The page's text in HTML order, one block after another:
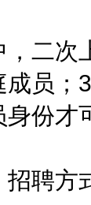
次上
成员；
份才
聘方